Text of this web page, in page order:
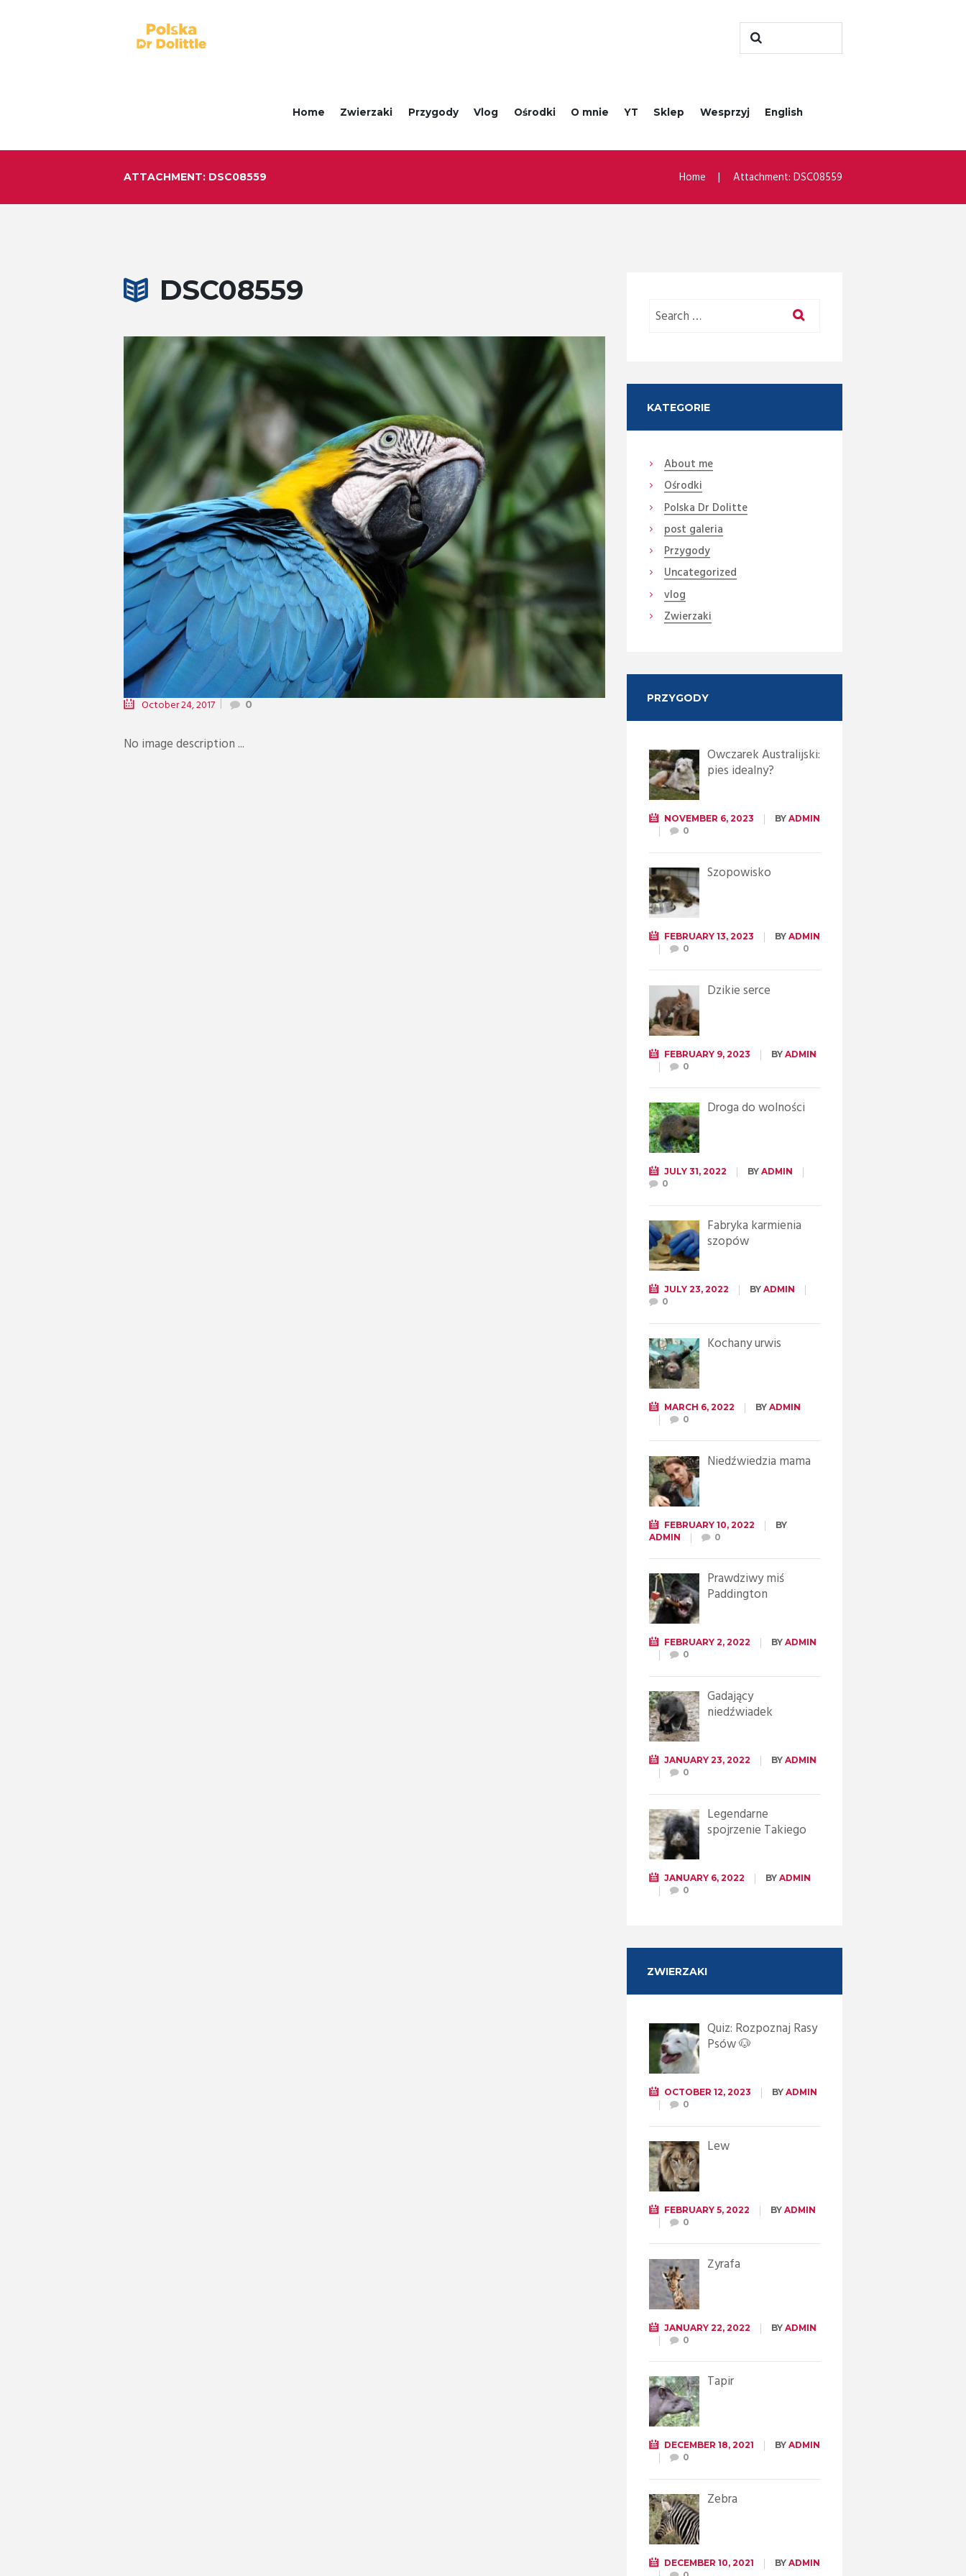
Home Zwierzaki Przygody Vlog Ośrodki O mnie YT Sklep Wesprzyj English
ATTACHMENT: DSC08559 Home Attachment: DSC08559
DSC08559
October 24, 2017 0
No image description ...
KATEGORIE
About me
Ośrodki
Polska Dr Dolitte
post galeria
Przygody
Uncategorized
vlog
Zwierzaki
PRZYGODY
Owczarek Australijski:
pies idealny?
NOVEMBER 6, 2023 BY ADMIN
0
Szopowisko
FEBRUARY 13, 2023 BY ADMIN
0
Dzikie serce
FEBRUARY 9, 2023 BY ADMIN
0
Droga do wolności
JULY 31, 2022 BY ADMIN
0
Fabryka karmienia
szopów
JULY 23, 2022 BY ADMIN
0
Kochany urwis
MARCH 6, 2022 BY ADMIN
0
Niedźwiedzia mama
FEBRUARY 10, 2022
BY
ADMIN
0
Prawdziwy miś
Paddington
FEBRUARY 2, 2022 BY ADMIN
0
Gadający
niedźwiadek
JANUARY 23, 2022 BY ADMIN
0
Legendarne
spojrzenie Takiego
JANUARY 6, 2022 BY ADMIN
0
ZWIERZAKI
Quiz: Rozpoznaj Rasy
Psów 🐶
OCTOBER 12, 2023 BY ADMIN
0
Lew
FEBRUARY 5, 2022 BY ADMIN
0
Żyrafa
JANUARY 22, 2022 BY ADMIN
0
Tapir
DECEMBER 18, 2021 BY ADMIN
0
Zebra
DECEMBER 10, 2021 BY ADMIN